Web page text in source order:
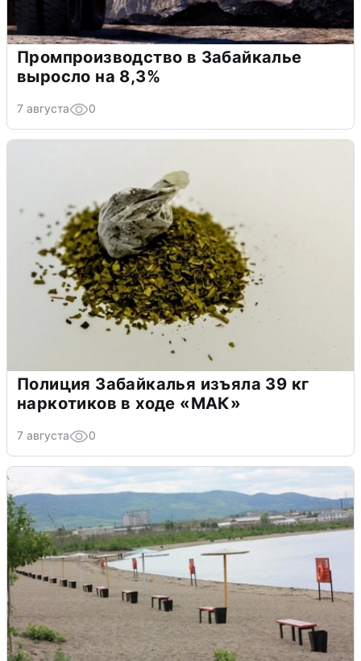
Промпроизводство в Забайкалье
выросло на 8,3%
7 августа 0
Полиция Забайкалья изъяла 39 кг
наркотиков в ходе «МАК»
7 августа 0